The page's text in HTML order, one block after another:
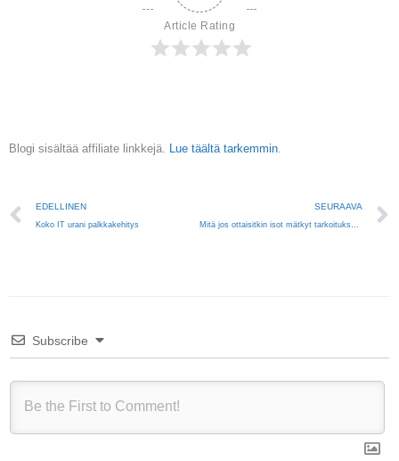
Article Rating
Blogi sisältää affiliate linkkejä. Lue täältä tarkemmin
Prev
EDELLINEN
Koko IT urani palkkakehitys
SEURAAVA
Mitä jos ottaisitkin isot mätkyt tarkoituksella?
Subscribe